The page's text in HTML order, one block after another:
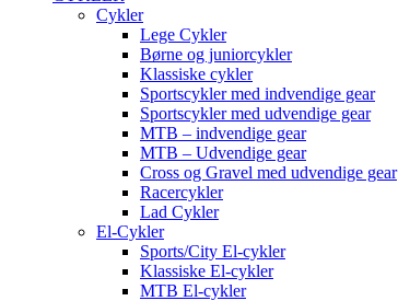
Cykler
Lege Cykler
Børne og juniorcykler
Klassiske cykler
Sportscykler med indvendige gear
Sportscykler med udvendige gear
MTB – indvendige gear
MTB – Udvendige gear
Cross og Gravel med udvendige gear
Racercykler
Lad Cykler
El-Cykler
Sports/City El-cykler
Klassiske El-cykler
MTB El-cykler